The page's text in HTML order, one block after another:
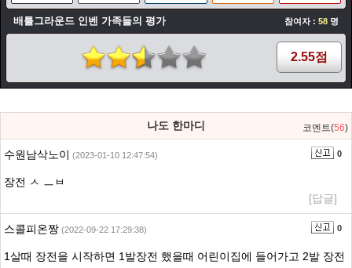
배틀그라운드 인벤 가족들의 평가 참여자 : 58 명
2.55점
나도 한마디 코멘트(56)
수원남삭노이 (2023-01-10 12:47:54) 0
장전 ㅅ ㅡㅂ
[답글]
스콜피온짱 (2022-09-22 17:29:38) 0
1살때 장전을 시작하면 1발장전 했을때 어린이집에 들어가고 2발 장전